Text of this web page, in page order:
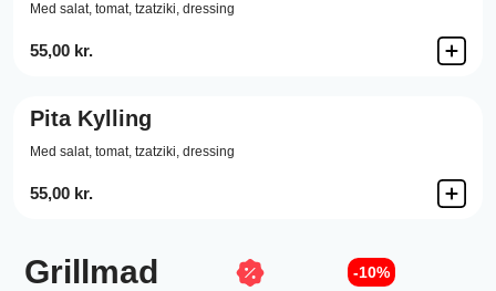
Med salat, tomat, tzatziki, dressing
55,00 kr.
Pita Kylling
Med salat, tomat, tzatziki, dressing
55,00 kr.
Grillmad -10%